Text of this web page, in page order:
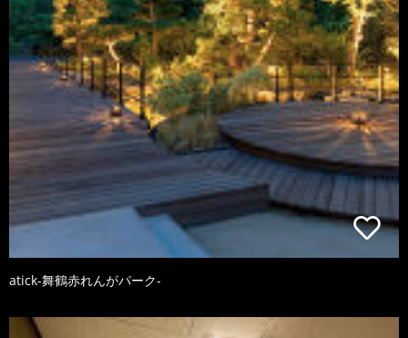
atick-舞鶴赤れんがパーク-